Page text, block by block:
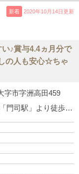
新着 2020年10月14日更新
♪賞与4.4ヵ月分で
の人も安心☆ちゃ
字市字洲高田459
JR鹿児島本線「門司駅」より徒歩3分